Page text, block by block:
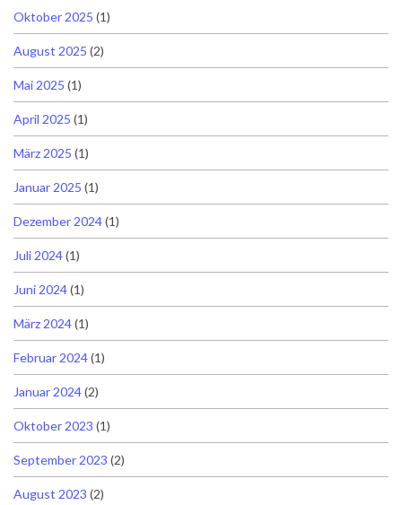
Oktober 2025 (1)
August 2025 (2)
Mai 2025 (1)
April 2025 (1)
März 2025 (1)
Januar 2025 (1)
Dezember 2024(1)
Juli 2024(1)
Juni 2024(1)
März 2024(1)
Februar 2024(1)
Januar 2024(2)
Oktober 2023 (1)
September 2023 (2)
August 2023 (2)